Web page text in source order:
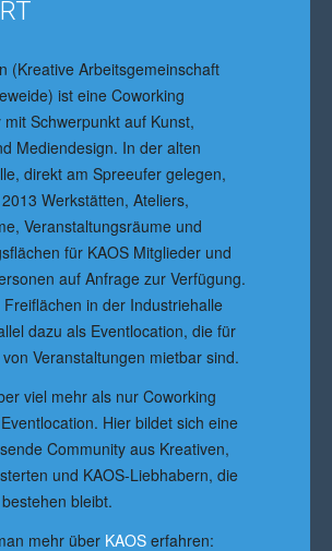
(Kreative Arbeitsgemeinschaft
ist eine Coworking
Schwerpunkt auf Kunst,
Mediendesign. In der alten
direkt am Spreeufer gelegen,
Werkstätten, Ateliers,
Veranstaltungsräume und
für KAOS Mitglieder und
auf Anfrage zur Verfügung.
in der Industriehalle
dazu als Eventlocation, die für
Veranstaltungen mietbar sind.
viel mehr als nur Coworking
Hier bildet sich eine
Community aus Kreativen,
und KAOS-Liebhabern, die
bleibt.
mehr über KAOS erfahren: